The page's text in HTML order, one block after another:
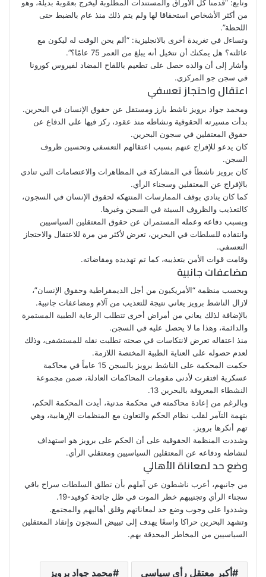
وتابع: “قدمنا كل الأوراق والمستندات المطلوبة ليخرج بعقوبة بديلة، وهو
من أكثر الأشخاص استحقاقا لها ولم يتم ذلك منذ عام بالضبط حتى
اللحظة”.
وتساءل في تغريدة أخرى بالانجليزية: “ألم يحن الوقت له ليكون مع
عائلته؟ هل يمكنك أن تتخيل أنه يبلغ من العمر 75 عامًا؟”.
وأشار إلى أن والده حصل على تطعيم باللقاح المضاد لفيروس كورونا
في سجن جو المركزي.
اعتقال واحتجاز تعسفي
ومحمد جواد برويز ناشط بارز ومستقل عن حقوق الإنسان في البحرين.
بدأت مسيرته الحقوقية ونشاطه منذ عقود، ركز فيها على الدفاع عن
حقوق المعتقلين في سجون البحرين.
كان يدعو للإفراج عنهم بسبب اعتقالهم التعسفي وتحسين ظروف
السجن.
كان برويز ناشطاً في المشاركة في المظاهرات والاعتصامات التي تنادي
بالإفراج عن المعتقلين وسجناء الرأي.
كما كان ينادي بوقف الممارسات المنتهكه لحقوق الإنسان في السجون،
كالتعذيب والظروف السيئة في السجن وغيرها.
وبسبب دفاعه وعمله المستمران عن حقوق المعتقلين السياسيين
وانتقاده للسلطات في البحرين، تعرض لأكثر من مرة للاعتقال والاحتجاز
التعسفي.
وقامت قوات الأمن بتعذيبه، كما تم تهديده ومقاضاته.
مضاعفات جانبية
وبحسب منظمة “الأمريكيون من أجل الديمقراطية وحقوق الإنسان”،
لازال الناشط برويز يعاني نتيجة للتعذيب من آلام ومضاعفات جانبية.
بالإضافة لذلك يعاني من أمراض أخرى تتطلب الرعاية الطبية المستمرة
والدائمة، وهذا ما لا يحصل عليه في السجن.
منذ اعتقاله تعرض لانتكاسات في صحته تطلبت نقله للمستشفى، وذلك
لعدم حصوله على العناية الطبية المختصة اللازمة.
حكمت المحكمة على الناشط برويز بالسجن 15 عاماً في محاكمة
عسكرية افتقرت لأدنى مقومات المحاكمات العادلة، ضمن مجموعة
النشطاء المعروفة بالبحرين 13.
وبالرغم من إعادة محاكمته في محكمة مدنية، أيدت المحكمة الحكم،
بتهمة التآمر لقلب نظام الحكم والتعاون مع المنظمات الإرهابية، وهي
تهم أنكرها برويز.
وشددت المنظمة الحقوقية على أن الحكم على برويز هو استهداف
لنشاطه ودفاعه عن المعتقلين السياسيين ومعتقلي الرأي.
وضع حد لمعاناة الأهالي
من جانبهم، أعرب ناشطون عن آملهم بأن تطلق السلطات سراح باقي
سجناء الرأي وتجنيبهم خطر الموت في ظل جائحة كوفيد-19.
وشددوا على وجوب وضع حد لمعاناتهم وقلق أهاليهم والمجتمع.
وتشهد البحرين حراكا واسعًا يهدف إلى تبييض السجون وإنقاذ المعتقلين
السياسيين من المخاطر المحدقة بهم.
أكبر معتقل رأي سياسي محمد جواد برويز